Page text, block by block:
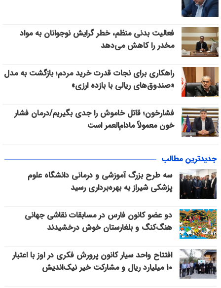
فعالیت بدنی منظم، خطر گرایش نوجوانان به مواد
مخدر را کاهش می‌دهد
راهکاری برای نجات قدرت خرید مردم؛ بازگشت به مدل
«صندوق‌های ریالی با بازده ارزی»
فشارخون؛ قاتل خاموش را جدی بگیریم/درمان فشار
خون معمولاً مادام‌العمر است
جدیدترین مطالب
سه طرح بزرگ آموزشی و درمانی دانشگاه علوم
پزشکی شیراز به بهره‌برداری رسید
دو عضو کانون فارس در مسابقات نقاشی جهانی
هنگ‌کنگ و بلغارستان خوش درخشیدند
افتتاح واحد سیار کانون پرورش فکری در اوز با اعتبار
۱۰ میلیارد ریال و مشارکت خیر نیک‌اندیش